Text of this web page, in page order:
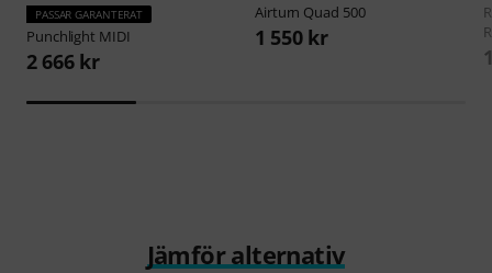
PASSAR GARANTERAT
Punchlight MIDI
2 666 kr
Airturn Quad 500
1 550 kr
Jämför alternativ